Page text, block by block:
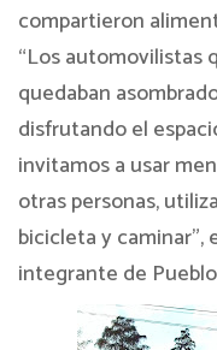
compartieron
“Los automovilistas
quedaban
disfrutando el
invitamos a usar
otras personas,
bicicleta y caminar”,
integrante de